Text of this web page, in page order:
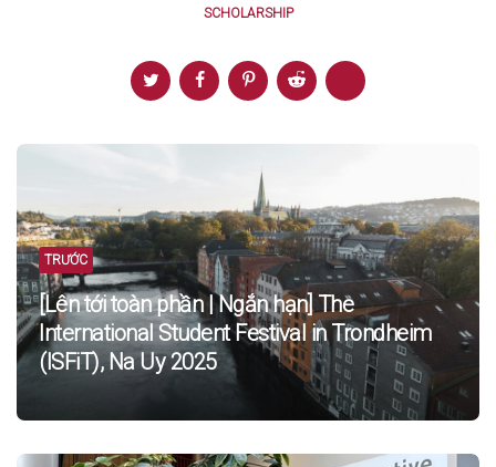
SCHOLARSHIP
Post
navigation
TRƯỚC
[Lên tới toàn phần | Ngắn hạn] The
International Student Festival in Trondheim
(ISFiT), Na Uy 2025